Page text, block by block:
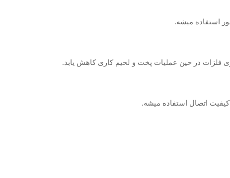
استفاده میشه.
فلزات در حین عملیات پخت و لحیم کاری کاهش یابد.